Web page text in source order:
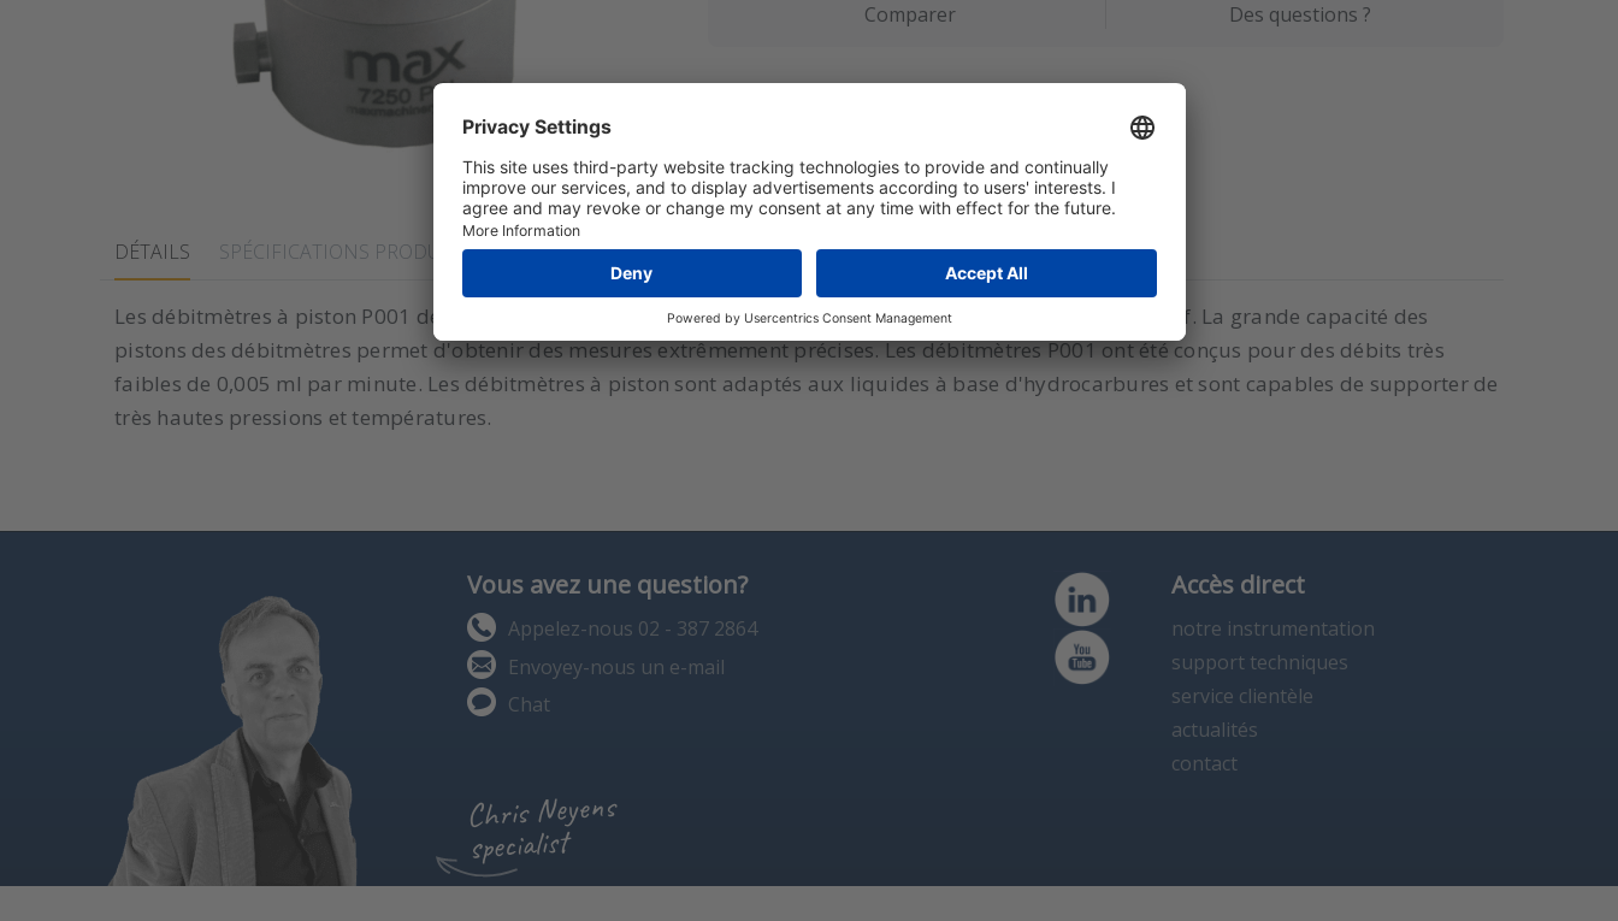
Comparer Des questions ?
DÉTAILS SPÉCIFICATIONS PRODUITS DOCUMENTS
Les débitmètres à piston P001 de Max Machinery fonctionnent sur la base du principe de déplacement positif. La grande capacité des
pistons des débitmètres permet d'obtenir des mesures extrêmement précises. Les débitmètres P001 ont été conçus pour des débits très
faibles de 0,005 ml par minute. Les débitmètres à piston sont adaptés aux liquides à base d'hydrocarbures et sont capables de supporter de
très hautes pressions et températures.
Vous avez une question?
Appelez-nous 02 - 387 2864
Envoyey-nous un e-mail
Chat
Chris Neyens
specialist
Accès direct
notre instrumentation
support techniques
service clientèle
actualités
contact